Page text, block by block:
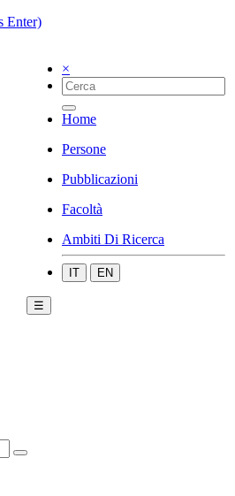
Enter)
×
Home
Persone
Pubblicazioni
Facoltà
Ambiti Di Ricerca
IT EN
☰